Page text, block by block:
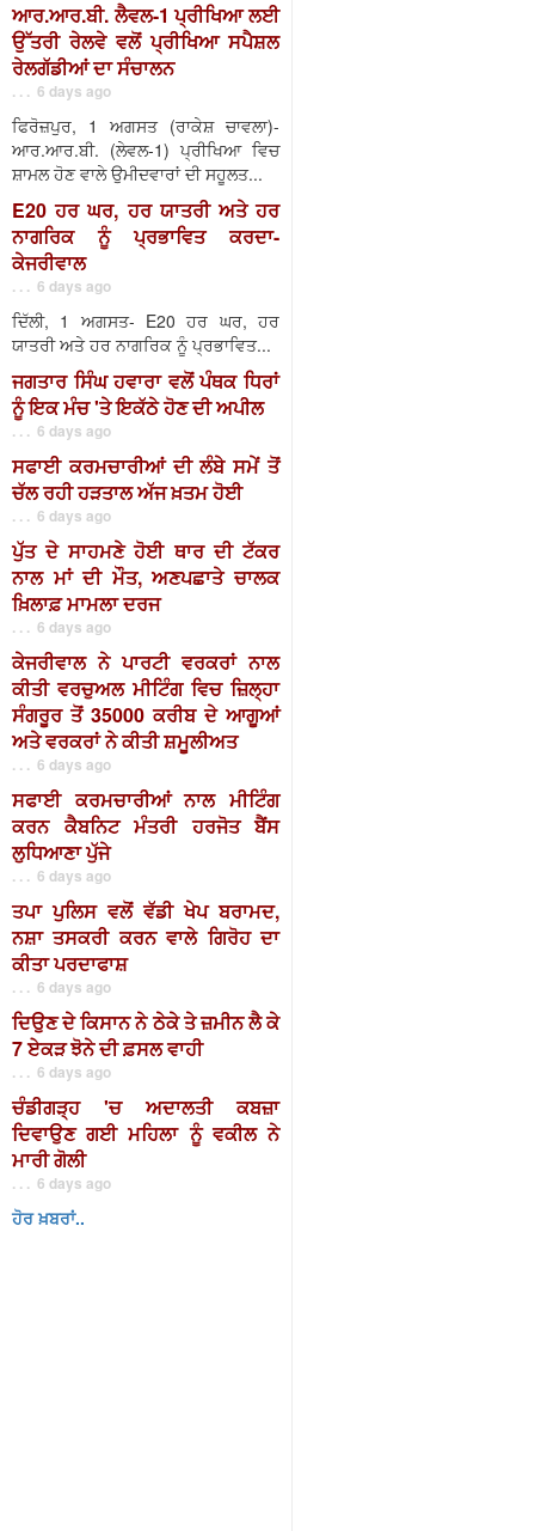
ਆਰ.ਆਰ.ਬੀ. ਲੈਵਲ-1 ਪ੍ਰੀਖਿਆ ਲਈ
ਉੱਤਰੀ ਰੇਲਵੇ ਵਲੋਂ ਪ੍ਰੀਖਿਆ ਸਪੈਸ਼ਲ
ਰੇਲਗੱਡੀਆਂ ਦਾ ਸੰਚਾਲਨ
. . . 6 days ago
ਫਿਰੋਜ਼ਪੁਰ, 1 ਅਗਸਤ (ਰਾਕੇਸ਼ ਚਾਵਲਾ)-
ਆਰ.ਆਰ.ਬੀ. (ਲੇਵਲ-1) ਪ੍ਰੀਖਿਆ ਵਿਚ
ਸ਼ਾਮਲ ਹੋਣ ਵਾਲੇ ਉਮੀਦਵਾਰਾਂ ਦੀ ਸਹੂਲਤ...
E20 ਹਰ ਘਰ, ਹਰ ਯਾਤਰੀ ਅਤੇ ਹਰ
ਨਾਗਰਿਕ ਨੂੰ ਪ੍ਰਭਾਵਿਤ ਕਰਦਾ-
ਕੇਜਰੀਵਾਲ
. . . 6 days ago
ਦਿੱਲੀ, 1 ਅਗਸਤ- E20 ਹਰ ਘਰ, ਹਰ
ਯਾਤਰੀ ਅਤੇ ਹਰ ਨਾਗਰਿਕ ਨੂੰ ਪ੍ਰਭਾਵਿਤ...
ਜਗਤਾਰ ਸਿੰਘ ਹਵਾਰਾ ਵਲੋਂ ਪੰਥਕ ਧਿਰਾਂ
ਨੂੰ ਇਕ ਮੰਚ 'ਤੇ ਇਕੱਠੇ ਹੋਣ ਦੀ ਅਪੀਲ
. . . 6 days ago
ਸਫਾਈ ਕਰਮਚਾਰੀਆਂ ਦੀ ਲੰਬੇ ਸਮੇਂ ਤੋਂ
ਚੱਲ ਰਹੀ ਹੜਤਾਲ ਅੱਜ ਖ਼ਤਮ ਹੋਈ
. . . 6 days ago
ਪੁੱਤ ਦੇ ਸਾਹਮਣੇ ਹੋਈ ਥਾਰ ਦੀ ਟੱਕਰ
ਨਾਲ ਮਾਂ ਦੀ ਮੌਤ, ਅਣਪਛਾਤੇ ਚਾਲਕ
ਖ਼ਿਲਾਫ਼ ਮਾਮਲਾ ਦਰਜ
. . . 6 days ago
ਕੇਜਰੀਵਾਲ ਨੇ ਪਾਰਟੀ ਵਰਕਰਾਂ ਨਾਲ
ਕੀਤੀ ਵਰਚੁਅਲ ਮੀਟਿੰਗ ਵਿਚ ਜ਼ਿਲ੍ਹਾ
ਸੰਗਰੂਰ ਤੋਂ 35000 ਕਰੀਬ ਦੇ ਆਗੂਆਂ
ਅਤੇ ਵਰਕਰਾਂ ਨੇ ਕੀਤੀ ਸ਼ਮੂਲੀਅਤ
. . . 6 days ago
ਸਫਾਈ ਕਰਮਚਾਰੀਆਂ ਨਾਲ ਮੀਟਿੰਗ
ਕਰਨ ਕੈਬਨਿਟ ਮੰਤਰੀ ਹਰਜੋਤ ਬੈਂਸ
ਲੁਧਿਆਣਾ ਪੁੱਜੇ
. . . 6 days ago
ਤਪਾ ਪੁਲਿਸ ਵਲੋਂ ਵੱਡੀ ਖੇਪ ਬਰਾਮਦ,
ਨਸ਼ਾ ਤਸਕਰੀ ਕਰਨ ਵਾਲੇ ਗਿਰੋਹ ਦਾ
ਕੀਤਾ ਪਰਦਾਫਾਸ਼
. . . 6 days ago
ਦਿਉਣ ਦੇ ਕਿਸਾਨ ਨੇ ਠੇਕੇ ਤੇ ਜ਼ਮੀਨ ਲੈ ਕੇ
7 ਏਕੜ ਝੋਨੇ ਦੀ ਫ਼ਸਲ ਵਾਹੀ
. . . 6 days ago
ਚੰਡੀਗੜ੍ਹ 'ਚ ਅਦਾਲਤੀ ਕਬਜ਼ਾ
ਦਿਵਾਉਣ ਗਈ ਮਹਿਲਾ ਨੂੰ ਵਕੀਲ ਨੇ
ਮਾਰੀ ਗੋਲੀ
. . . 6 days ago
ਹੋਰ ਖ਼ਬਰਾਂ..